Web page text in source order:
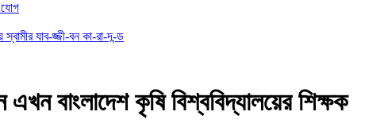
যাব-জ্জী-বন কা-রা-দ-ন্ড
এখন বাংলাদেশ কৃষি বিশ্ববিদ্যালয়ের শিক্ষক